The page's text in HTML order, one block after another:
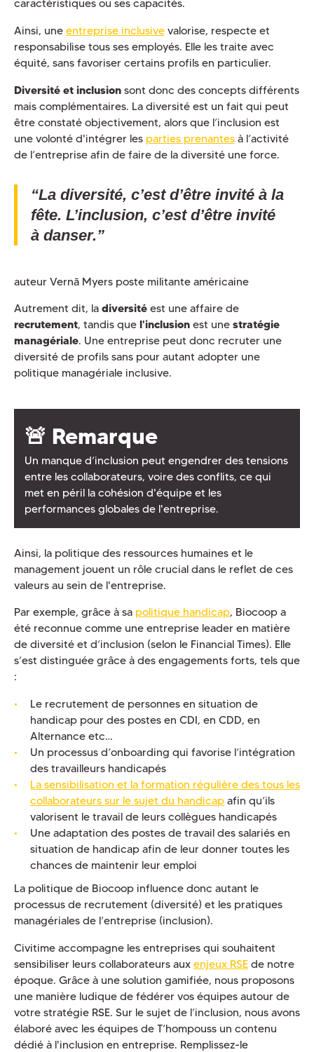
caractéristiques ou ses capacités.
Ainsi, une entreprise inclusivevalorise, respecte et
responsabilise tous ses employés. Elle les traite avec
équité, sans favoriser certains profils en particulier.
Diversité et inclusionsont donc des concepts différents
mais complémentaires. La diversité est un fait qui peut
être constaté objectivement, alors que l’inclusion est
une volonté d'intégrer les parties prenantesà l’activité
de l’entreprise afin de faire de la diversité une force.
“La diversité, c’est d’être invité à la
fête. L’inclusion, c’est d’être invité
à danser.”
auteur Vernā Myers poste militante américaine
Autrement dit, la diversité est une affaire de
recrutement, tandis que l'inclusion est une stratégie
managériale. Une entreprise peut donc recruter une
diversité de profils sans pour autant adopter une
politique managériale inclusive.
🚨 Remarque
Un manque d’inclusion peut engendrer des tensions
entre les collaborateurs, voire des conflits, ce qui
met en péril la cohésion d'équipe et les
performances globales de l'entreprise.
Ainsi, la politique des ressources humaines et le
management jouent un rôle crucial dans le reflet de ces
valeurs au sein de l'entreprise.
Par exemple, grâce à sa politique handicap, Biocoop a
été reconnue comme une entreprise leader en matière
de diversité et d’inclusion (selon le Financial Times). Elle
s’est distinguée grâce à des engagements forts, tels que
:
Le recrutement de personnes en situation de
handicap pour des postes en CDI, en CDD, en
Alternance etc…
Un processus d’onboarding qui favorise l’intégration
des travailleurs handicapés
La sensibilisation et la formation régulière des tous les
collaborateurs sur le sujet du handicap afin qu’ils
valorisent le travail de leurs collègues handicapés
Une adaptation des postes de travail des salariés en
situation de handicap afin de leur donner toutes les
chances de maintenir leur emploi
La politique de Biocoop influence donc autant le
processus de recrutement (diversité) et les pratiques
managériales de l’entreprise (inclusion).
Civitime accompagne les entreprises qui souhaitent
sensibiliser leurs collaborateurs aux enjeux RSEde notre
époque. Grâce à une solution gamifiée, nous proposons
une manière ludique de fédérer vos équipes autour de
votre stratégie RSE. Sur le sujet de l’inclusion, nous avons
élaboré avec les équipes de T’hompouss un contenu
dédié à l'inclusion en entreprise. Remplissez-le